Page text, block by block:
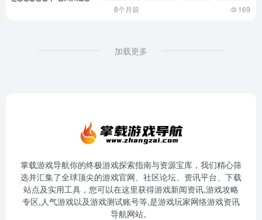
8个月前 169
加载更多
掌载游戏导航你的终极游戏探索指南与资源宝库，我们精心筛
选并汇集了全球顶尖的游戏官网、社区论坛、资讯平台、下载
站点及实用工具，您可以在这里获得游戏新闻资讯,游戏攻略
专区,人气游戏以及游戏测试账号等,是游戏玩家网络游戏资讯
导航网站。